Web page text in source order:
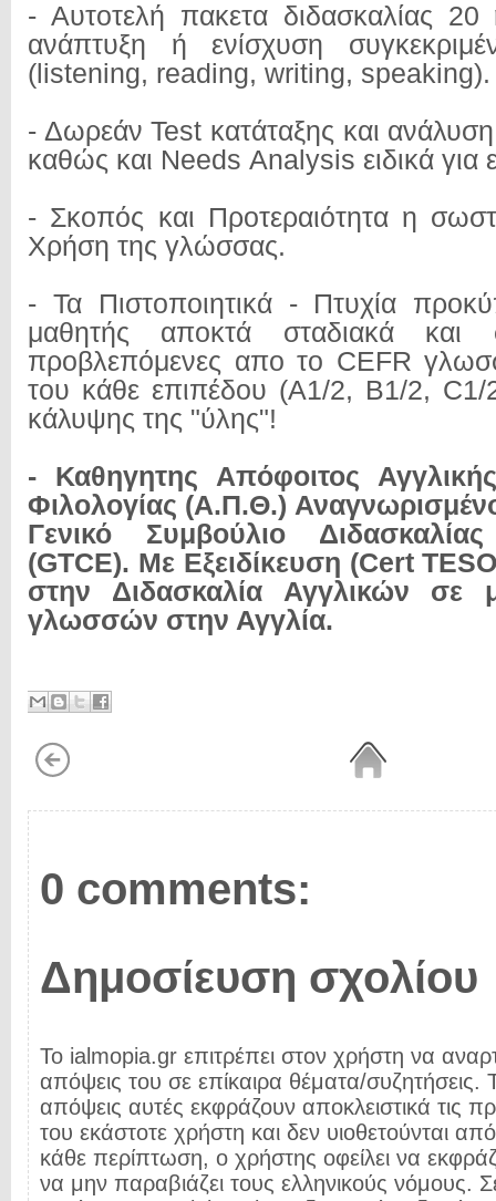
- Αυτοτελή πακετα διδασκαλίας
ανάπτυξη ή ενίσχυση
(listening, reading, writing,
- ΔωρεάνTest κατάταξης και
καθώς και Needs Analysis ειδικά για
- Σκοπός και Προτεραιότητα η
Χρήση της γλώσσας.
- Τα Πιστοποιητικά - Πτυχία
μαθητής αποκτά σταδιακά και
προβλεπόμενες απο το CEFR
του κάθε επιπέδου (A1/2, B1/2, C1/
κάλυψης της "ύλης"!
- Καθηγητης Απόφοιτος
Φιλολογίας (Α.Π.Θ.)
Γενικό Συμβούλιο
(GTCE). Με Εξειδίκευση (Cert
στην Διδασκαλία Αγγλικών σε
γλωσσών στην Αγγλία.
0 comments:
Δημοσίευση σχολίου
Το ialmopia.gr επιτρέπει στον χρήστη να
απόψεις του σε επίκαιρα θέματα/συζητήσεις.
απόψεις αυτές εκφράζουν αποκλειστικά τις
του εκάστοτε χρήστη και δεν υιοθετούνται
κάθε περίπτωση, ο χρήστης οφείλει να
να μην παραβιάζει τους ελληνικούς νόμους.